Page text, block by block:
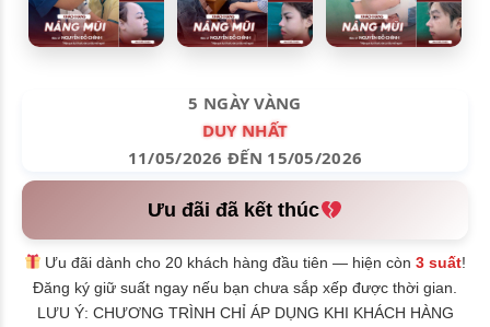
5 NGÀY VÀNG
DUY NHẤT
11/05/2026 ĐẾN 15/05/2026
Ưu đãi đã kết thúc
Ưu đãi dành cho 20 khách hàng đầu tiên — hiện còn3 suất!
Đăng ký giữ suất ngay nếu bạn chưa sắp xếp được thời gian.
LƯU Ý: CHƯƠNG TRÌNH CHỈ ÁP DỤNG KHI KHÁCH HÀNG